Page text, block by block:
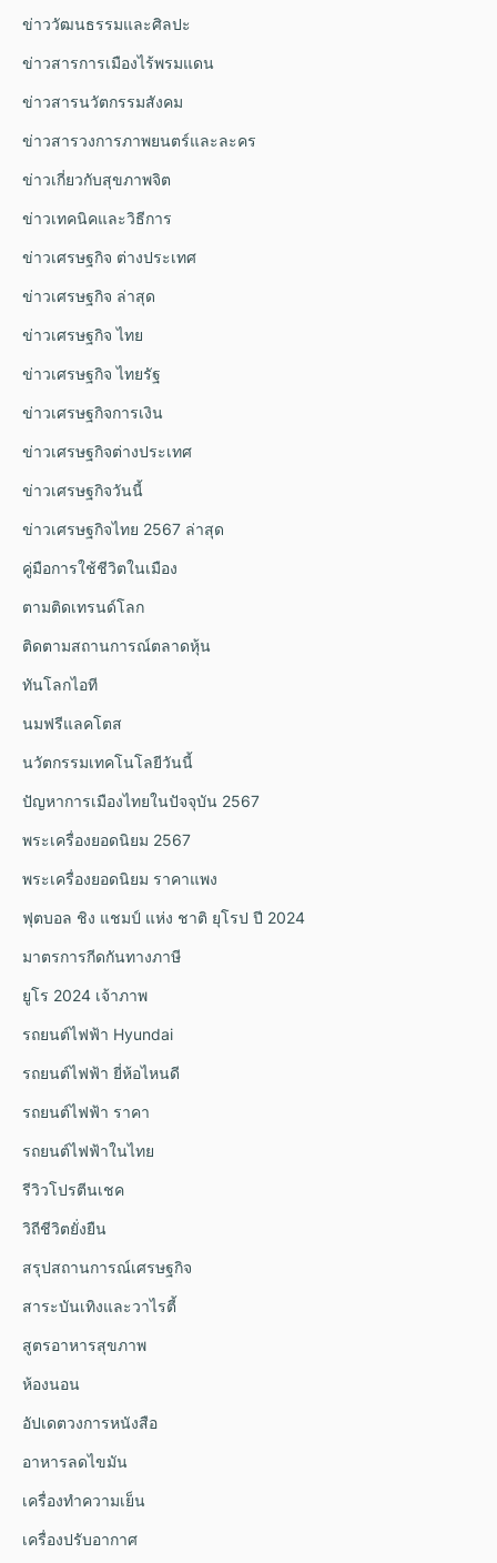
ข่าววัฒนธรรมและศิลปะ
ข่าวสารการเมืองไร้พรมแดน
ข่าวสารนวัตกรรมสังคม
ข่าวสารวงการภาพยนตร์และละคร
ข่าวเกี่ยวกับสุขภาพจิต
ข่าวเทคนิคและวิธีการ
ข่าวเศรษฐกิจ ต่างประเทศ
ข่าวเศรษฐกิจ ล่าสุด
ข่าวเศรษฐกิจ ไทย
ข่าวเศรษฐกิจ ไทยรัฐ
ข่าวเศรษฐกิจการเงิน
ข่าวเศรษฐกิจต่างประเทศ
ข่าวเศรษฐกิจวันนี้
ข่าวเศรษฐกิจไทย 2567 ล่าสุด
คู่มือการใช้ชีวิตในเมือง
ตามติดเทรนด์โลก
ติดตามสถานการณ์ตลาดหุ้น
ทันโลกไอที
นมฟรีแลคโตส
นวัตกรรมเทคโนโลยีวันนี้
ปัญหาการเมืองไทยในปัจจุบัน 2567
พระเครื่องยอดนิยม 2567
พระเครื่องยอดนิยม ราคาแพง
ฟุตบอล ชิง แชมป์ แห่ง ชาติ ยุโรป ปี 2024
มาตรการกีดกันทางภาษี
ยูโร 2024 เจ้าภาพ
รถยนต์ไฟฟ้า Hyundai
รถยนต์ไฟฟ้า ยี่ห้อไหนดี
รถยนต์ไฟฟ้า ราคา
รถยนต์ไฟฟ้าในไทย
รีวิวโปรตีนเชค
วิถีชีวิตยั่งยืน
สรุปสถานการณ์เศรษฐกิจ
สาระบันเทิงและวาไรตี้
สูตรอาหารสุขภาพ
ห้องนอน
อัปเดตวงการหนังสือ
อาหารลดไขมัน
เครื่องทำความเย็น
เครื่องปรับอากาศ